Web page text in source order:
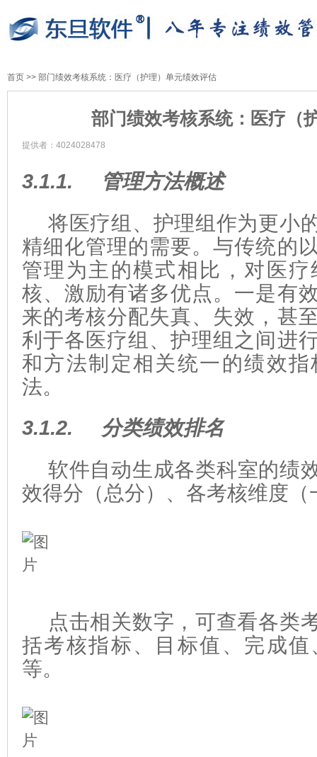
首页 >> 部门绩效考核系统：医疗（护理）单元绩效评估
部门绩效考核系统：医疗（
提供者：4024028478
3.1.1.
管理方法概述
将医疗组、护理组作为更小
精细化管理的需要。与传统的
管理为主的模式相比，对医
核、激励有诸多优点。一是有
来的考核分配失真、失效，甚
利于各医疗组、护理组之间进
和方法制定相关统一的绩效
法。
3.1.2.
分类绩效排名
软件自动生成各类科室的绩
效得分（总分）、各考核维度
点击相关数字，可查看各类
括考核指标、目标值、完成
等。